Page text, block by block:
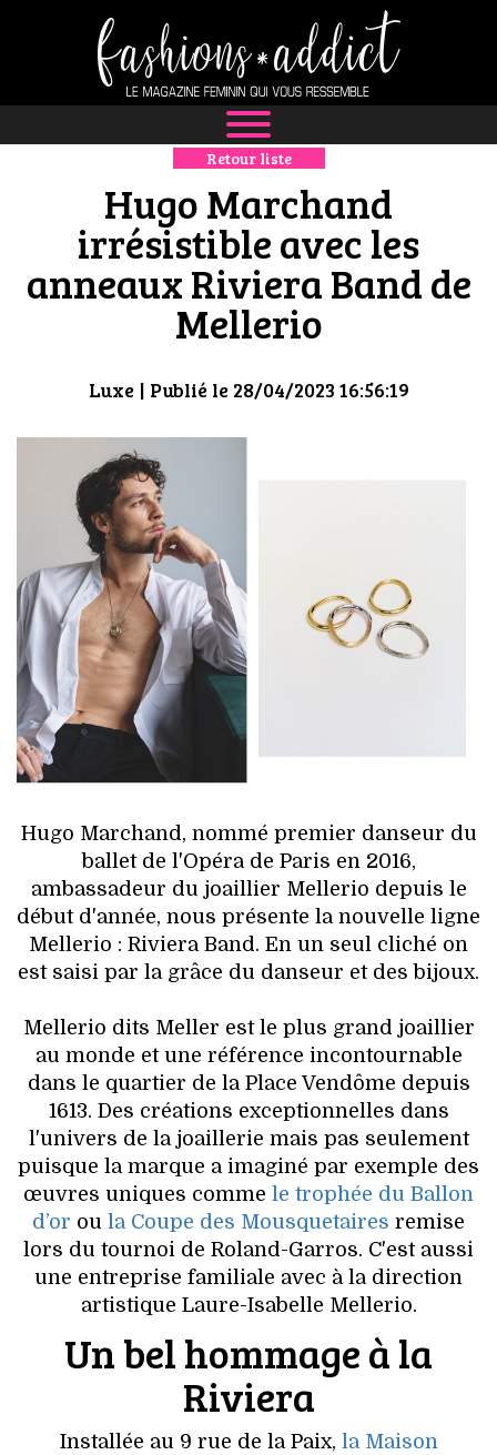
NEWS
MODE
LUXE
DÉFILÉS
BOUTIQUE
CULTURE
MAISON
AUTO
LIEUX TENDANCES
BEAUTÉ
MODE DE RUE
JEUNES CRÉATEURS
HISTOIRE DES MARQUES
DÉCO
Retour liste
Hugo Marchand
irrésistible avec les
anneaux Riviera Band de
Mellerio
Luxe| Publié le 28/04/2023 16:56:19
Hugo Marchand, nommé premier danseur du
ballet de l'Opéra de Paris en 2016,
ambassadeur du joaillier Mellerio depuis le
début d'année, nous présente la nouvelle ligne
Mellerio : Riviera Band. En un seul cliché on
est saisi par la grâce du danseur et des bijoux.
Mellerio dits Meller est le plus grand joaillier
au monde et une référence incontournable
dans le quartier de la Place Vendôme depuis
1613. Des créations exceptionnelles dans
l'univers de la joaillerie mais pas seulement
puisque la marque a imaginé par exemple des
œuvres uniques comme le trophée du Ballon
d’or ou la Coupe des Mousquetaires remise
lors du tournoi de Roland-Garros. C'est aussi
une entreprise familiale avec à la direction
artistique Laure-Isabelle Mellerio.
Un bel hommage à la
Riviera
Installée au 9 rue de la Paix, la Maison